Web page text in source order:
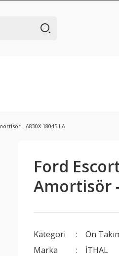
- A830X 18045 LA
Ford
Amortisör
Kategori
Ön
Marka
İTHAL